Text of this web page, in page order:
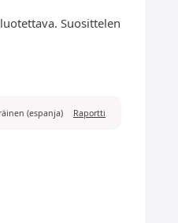
Suosittelen
(espanja) Raportti